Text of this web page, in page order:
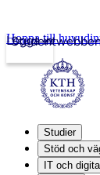
Logga in
Hoppa till
Studier
Stöd och
IT och